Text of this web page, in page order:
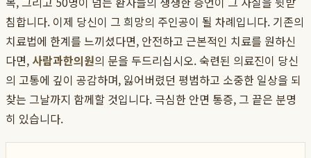
침합니다. 이제 당신이 그 희망의 주인공이 될 차례입니다. 기존의
치료법에 한계를 느끼셨다면, 안전하고 근본적인 치료를 원하신
다면, 사람과한의원의 문을 두드리십시오. 숙련된 의료진이 당신
의 고통에 깊이 공감하며, 잃어버렸던 평범하고 소중한 일상을 되
찾는 그날까지 함께할 것입니다. 극심한 안면 통증, 그 끝은 분명
히 있습니다.